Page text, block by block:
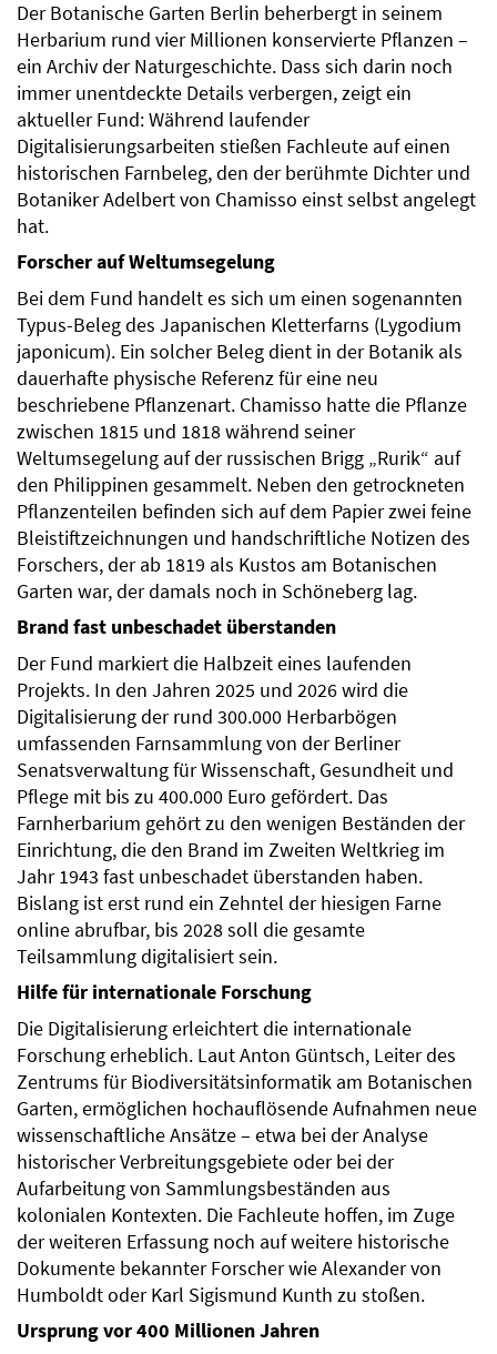
Der Botanische Garten Berlin beherbergt in seinem
Herbarium rund vier Millionen konservierte Pflanzen –
ein Archiv der Naturgeschichte. Dass sich darin noch
immer unentdeckte Details verbergen, zeigt ein
aktueller Fund: Während laufender
Digitalisierungsarbeiten stießen Fachleute auf einen
historischen Farnbeleg, den der berühmte Dichter und
Botaniker Adelbert von Chamisso einst selbst angelegt
hat.
Forscher auf Weltumsegelung
Bei dem Fund handelt es sich um einen sogenannten
Typus-Beleg des Japanischen Kletterfarns (Lygodium
japonicum). Ein solcher Beleg dient in der Botanik als
dauerhafte physische Referenz für eine neu
beschriebene Pflanzenart. Chamisso hatte die Pflanze
zwischen 1815 und 1818 während seiner
Weltumsegelung auf der russischen Brigg „Rurik“ auf
den Philippinen gesammelt. Neben den getrockneten
Pflanzenteilen befinden sich auf dem Papier zwei feine
Bleistiftzeichnungen und handschriftliche Notizen des
Forschers, der ab 1819 als Kustos am Botanischen
Garten war, der damals noch in Schöneberg lag.
Brand fast unbeschadet überstanden
Der Fund markiert die Halbzeit eines laufenden
Projekts. In den Jahren 2025 und 2026 wird die
Digitalisierung der rund 300.000 Herbarbögen
umfassenden Farnsammlung von der Berliner
Senatsverwaltung für Wissenschaft, Gesundheit und
Pflege mit bis zu 400.000 Euro gefördert. Das
Farnherbarium gehört zu den wenigen Beständen der
Einrichtung, die den Brand im Zweiten Weltkrieg im
Jahr 1943 fast unbeschadet überstanden haben.
Bislang ist erst rund ein Zehntel der hiesigen Farne
online abrufbar, bis 2028 soll die gesamte
Teilsammlung digitalisiert sein.
Hilfe für internationale Forschung
Die Digitalisierung erleichtert die internationale
Forschung erheblich. Laut Anton Güntsch, Leiter des
Zentrums für Biodiversitätsinformatik am Botanischen
Garten, ermöglichen hochauflösende Aufnahmen neue
wissenschaftliche Ansätze – etwa bei der Analyse
historischer Verbreitungsgebiete oder bei der
Aufarbeitung von Sammlungsbeständen aus
kolonialen Kontexten. Die Fachleute hoffen, im Zuge
der weiteren Erfassung noch auf weitere historische
Dokumente bekannter Forscher wie Alexander von
Humboldt oder Karl Sigismund Kunth zu stoßen.
Ursprung vor 400 Millionen Jahren